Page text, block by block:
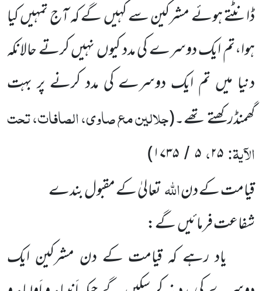
ڈانٹتے ہوئے مشرکین سے کہیں گے کہ آج تمہیں کیا
ہوا،تم ایک دوسرے کی مدد کیوں نہیں کرتے حالانکہ
دنیا میں تم ایک دوسرے کی مدد کرنے پر بہت
گھمنڈرکھتے تھے۔(جلالین مع صاوی، الصافات، تحت
الآیۃ:۲۵،۵ / ۱۷۳۵)
قیامت کے دناللہتعالیٰ کے مقبول بندے
شفاعت فرمائیں گے:
یاد رہے کہ قیامت کے دن مشرکین ایک